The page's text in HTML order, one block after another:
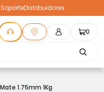
SoporteDistribuidores
0
1.75mm 1Kg